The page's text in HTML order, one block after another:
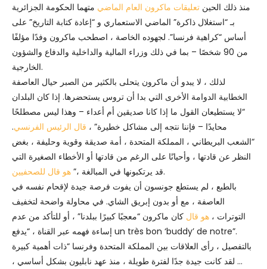
منذ ذلك الحين تعليقات ماكرون العام الماضي متهما الحكومة الجزائرية
بـ “استغلال ذاكرة” الماضي الاستعماري و “إعادة كتابة التاريخ” على
أساس “كراهية فرنسا”. لجهوده الخاصة ، اصطحب ماكرون وفدًا مؤلفًا
من 90 شخصًا – بما في ذلك وزراء المالية والداخلية والدفاع والشؤون
الخارجية.
لذلك ، لا يبدو أن ماكرون يتحلى بالكثير من الصبر حيال العاصفة
الخطابية الدوامة الأخرى التي بدا أن تروس يستحضرها. إذا كان البلدان
“لا يستطيعان القول ما إذا كانا صديقين أم أعداء – وهذا ليس مصطلحًا
محايدًا – فإننا نتجه إلى مشاكل خطيرة” ، قال الرئيس الفرنسي.
“الشعب البريطاني ، المملكة المتحدة ، أمة صديقة وقوية وحليفة ، بغض
النظر عن قادتها ، وأحيانًا على الرغم من قادتها أو الأخطاء الصغيرة التي
قد يرتكبونها في المبالغة ،” هو قال للصحفيين
.
بالطبع ، لم يستطع جونسون أن يفوت فرصة جيدة لإقحام نفسه في
العاصفة ، مع أو بدون إبريق الشاي. في محاولة واضحة لتخفيف
التوترات ، هو قال كان ماكرون “معجبًا كبيرًا ببلدنا” ، أو للتأكد من عدم
إساءة فهمه عبر القناة ، “يدفع un très bon ‘buddy’ de notre”.
بالتفصيل ، رأى العلاقات بين المملكة المتحدة وفرنسا “ذات أهمية كبيرة
… لقد كانت جيدة جدًا لفترة طويلة ، منذ عهد نابليون بشكل أساسي ،